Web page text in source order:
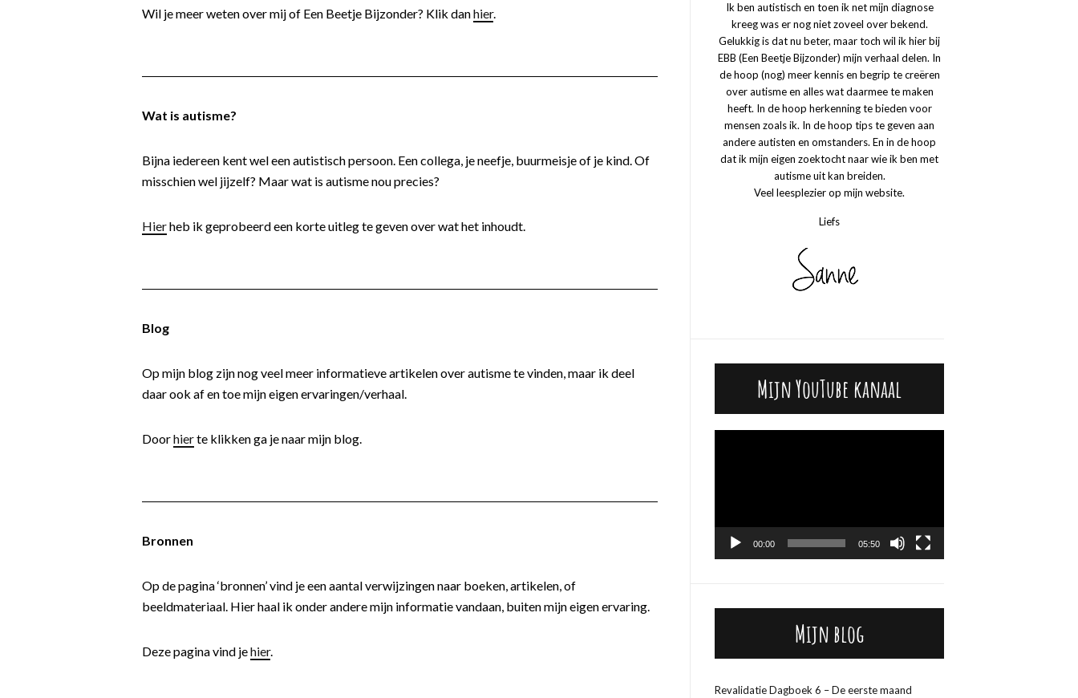
Wil je meer weten over mij of Een Beetje Bijzonder? Klik danhier.
Wat is autisme?
Bijna iedereen kent wel een autistisch persoon. Een collega, je neefje, buurmeisje of je kind. Of
misschien wel jijzelf? Maar wat is autisme nou precies?
Hierheb ik geprobeerd een korte uitleg te geven over wat het inhoudt.
Blog
Op mijn blog zijn nog veel meer informatieve artikelen over autisme te vinden, maar ik deel
daar ook af en toe mijn eigen ervaringen/verhaal.
Doorhierte klikken ga je naar mijn blog.
Bronnen
Op de pagina ‘bronnen’ vind je een aantal verwijzingen naar boeken, artikelen, of
beeldmateriaal. Hier haal ik onder andere mijn informatie vandaan, buiten mijn eigen ervaring.
Deze pagina vind jehier.
Ik ben autistisch en toen ik net mijn diagnose
kreeg was er nog niet zoveel over bekend.
Gelukkig is dat nu beter, maar toch wil ik hier bij
EBB (Een Beetje Bijzonder) mijn verhaal delen. In
de hoop (nog) meer kennis en begrip te creëren
over autisme en alles wat daarmee te maken
heeft. In de hoop herkenning te bieden voor
mensen zoals ik. In de hoop tips te geven aan
andere autisten en omstanders. En in de hoop
dat ik mijn eigen zoektocht naar wie ik ben met
autisme uit kan breiden.
Veel leesplezier op mijn website.
Liefs
Mijn YouTube kanaal
00:00 05:50
Mijn blog
Revalidatie Dagboek 6 – De eerste maand